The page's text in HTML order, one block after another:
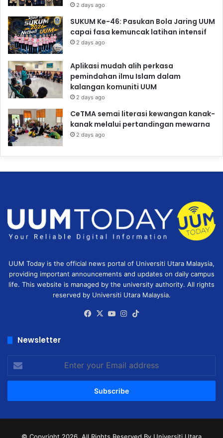
2 days ago
SUKUM Ke-46: Pasukan Bola Jaring UUM
capai fasa kemuncak latihan intensif
2 days ago
Aplikasi mudah alih perkasa
pemindahan ilmu Islam dalam
kalangan komuniti UUM
2 days ago
CeTMA semai literasi kewangan kanak-
kanak melalui pertandingan mewarna
2 days ago
UUM Today is the official news portal of Universiti Utara Malaysia,
providing important announcements and updates on daily campus
life. This website is managed by the university authority. All rights
reserved by Universiti Utara Malaysia.
Facebook
X YouTubeInstagram
Newsletter
your
Email